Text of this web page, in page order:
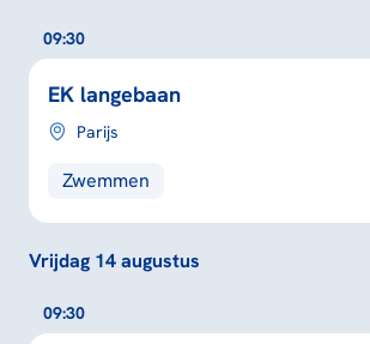
09:30
EK langebaan
Parijs
Zwemmen
Vrijdag 14 augustus
09:30